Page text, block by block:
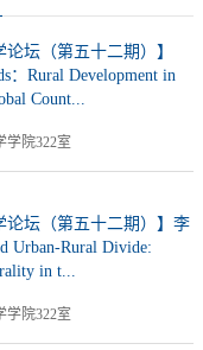
论坛（第五十二期）】
：Rural Development in
Count...
学院322室
论坛（第五十二期）】李
Urban-Rural Divide:
in t...
学院322室